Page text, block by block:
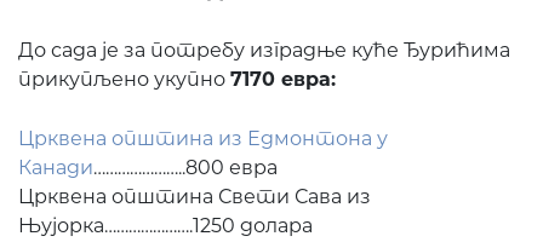
До сада је за потребу изградње куће Ђурићима
прикупљено укупно 7170 евра:
Црквена општина из Едмонтона у
Канади…………………..800 евра
Црквена општина Свети Сава из
Њујорка………………….1250 долара